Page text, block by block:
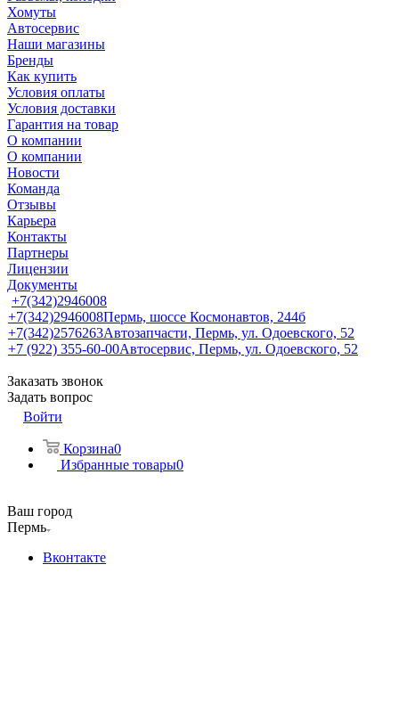
Хомуты
Автосервис
Наши магазины
Бренды
Как купить
Условия оплаты
Условия доставки
Гарантия на товар
О компании
О компании
Новости
Команда
Отзывы
Карьера
Контакты
Партнеры
Лицензии
Документы
+7(342)2946008
+7(342)2946008Пермь, шоссе Космонавтов, 244б
+7(342)2576263Автозапчасти, Пермь, ул. Одоевского, 52
+7 (922) 355-60-00Автосервис, Пермь, ул. Одоевского, 52
Заказать звонок
Задать вопрос
Войти
Корзина0
Избранные товары0
Ваш город
Пермь
Вконтакте